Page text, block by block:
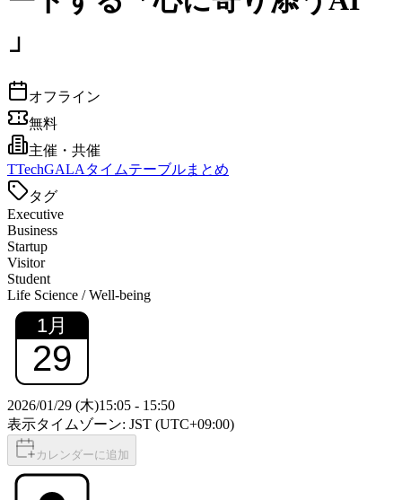
」
オフライン
無料
主催・共催
TTechGALAタイムテーブルまとめ
タグ
Executive
Business
Startup
Visitor
Student
Life Science / Well-being
1月
29
2026/01/29 (木)15:05 - 15:50
表示タイムゾーン: JST (UTC+09:00)
カレンダーに追加